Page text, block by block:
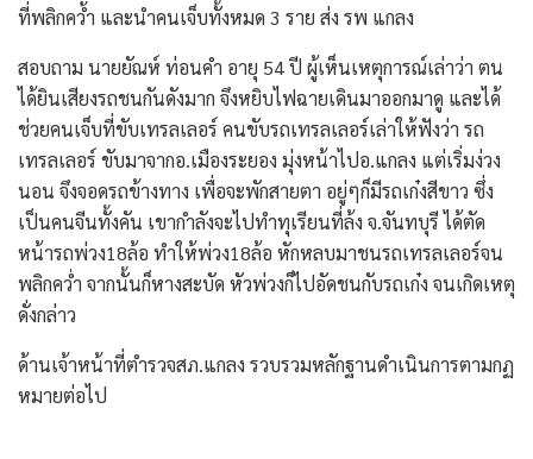
ที่พลิกคว้ำ และนำคนเจ็บทั้งหมด 3 ราย ส่ง รพ แกลง
สอบถาม นายยัณห์ ท่อนคำ อายุ 54 ปี ผู้เห็นเหตุการณ์เล่าว่า ตน
ได้ยินเสียงรถชนกันดังมาก จึงหยิบไฟฉายเดินมาออกมาดู และได้
ช่วยคนเจ็บที่ขับเทรลเลอร์ คนขับรถเทรลเลอร์เล่าให้ฟังว่า รถ
เทรลเลอร์ ขับมาจากอ.เมืองระยอง มุ่งหน้าไปอ.แกลง แต่เริ่มง่วง
นอน จึงจอดรถข้างทาง เพื่อจะพักสายตา อยู่ๆก็มีรถเก๋งสีขาว ซึ่ง
เป็นคนจีนทั้งคัน เขากำลังจะไปทำทุเรียนที่ล้ง จ.จันทบุรี ได้ตัด
หน้ารถพ่วง18ล้อ ทำให้พ่วง18ล้อ หักหลบมาชนรถเทรลเลอร์จน
พลิกคว่ำ จากนั้นก็หางสะบัด หัวพ่วงก็ไปอัดชนกับรถเก๋ง จนเกิดเหตุ
ดั่งกล่าว
ด้านเจ้าหน้าที่ตำรวจสภ.แกลง รวบรวมหลักฐานดำเนินการตามกฏ
หมายต่อไป